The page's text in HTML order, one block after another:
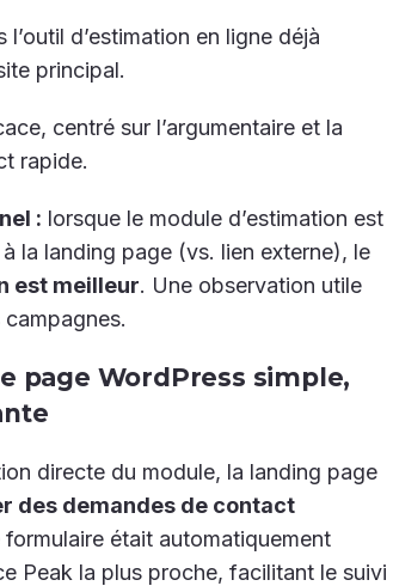
l’outil d’estimation en ligne déjà
principal.
centré sur l’argumentaire et la
rapide.
: lorsque le module d’estimation est
la landing page (vs. lien externe), le
est meilleur. Une observation utile
page WordPress simple,
directe du module, la landing page
des demandes de contact
formulaire était automatiquement
Peak la plus proche, facilitant le suivi